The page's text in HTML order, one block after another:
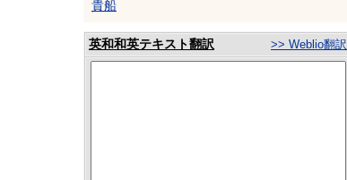
貴船
英和和英テキスト翻訳 >> Weblio翻訳